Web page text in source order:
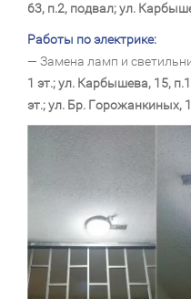
63, п.2, подвал; ул.
Работы по электрике:
— Замена ламп и
1 эт.; ул. Карбышева, 15,
эт.; ул. Бр. Горожанкиных,